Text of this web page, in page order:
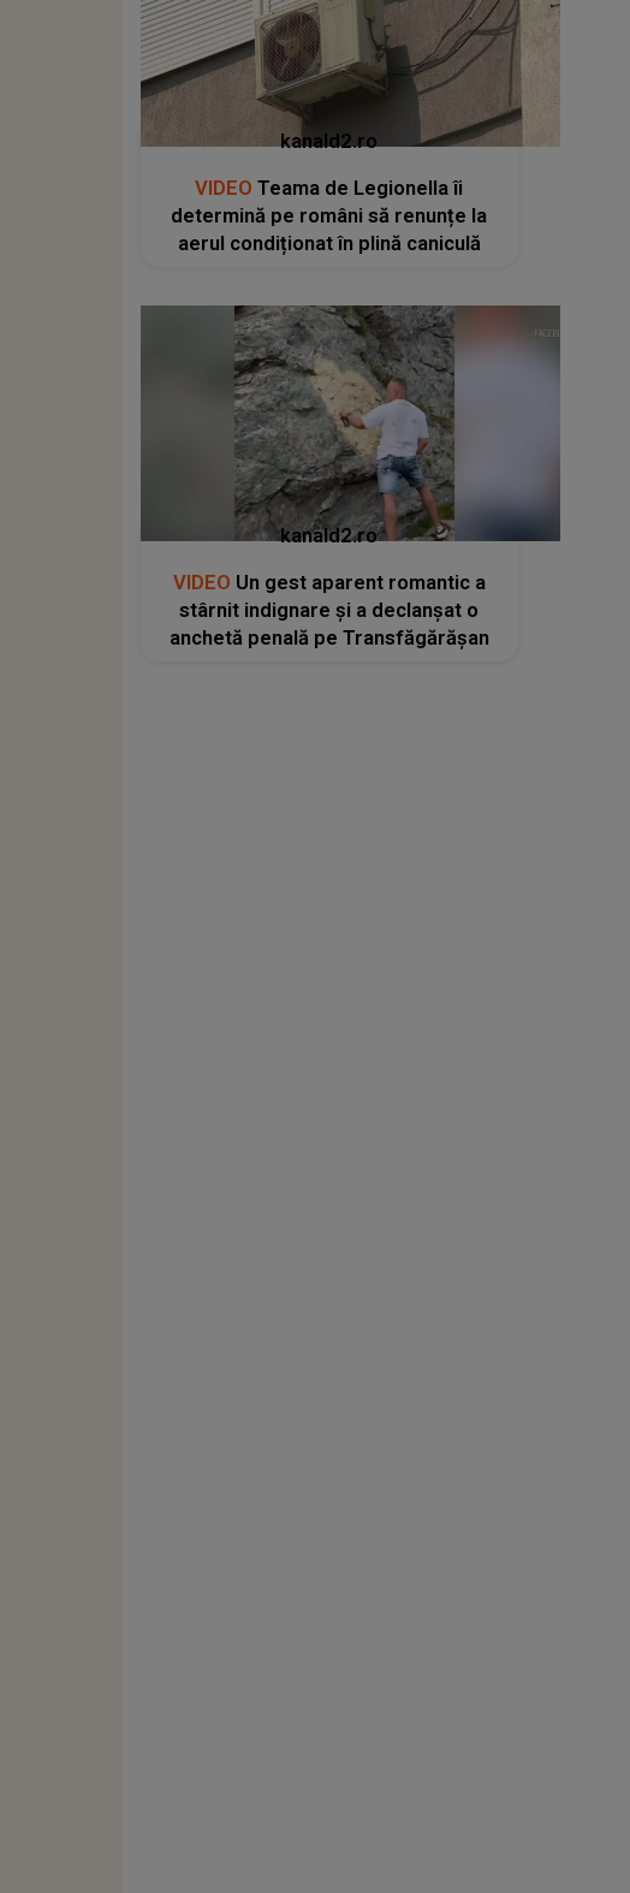
kanald2.ro
VIDEO Teama de Legionella îi
determină pe români să renunțe la
aerul condiționat în plină caniculă
kanald2.ro
VIDEO Un gest aparent romantic a
stârnit indignare și a declanșat o
anchetă penală pe Transfăgărășan